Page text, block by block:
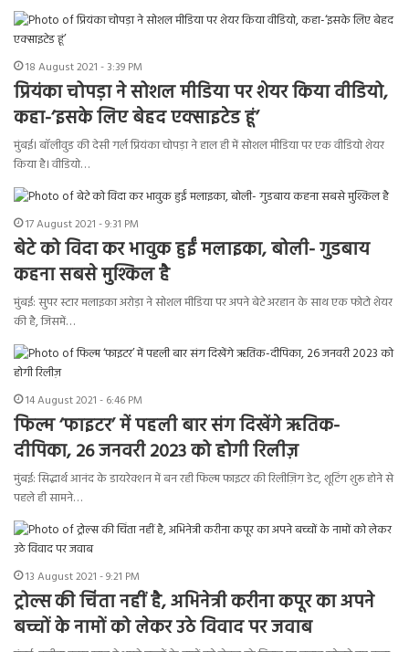
18 August 2021 - 3:39 PM
प्रियंका चोपड़ा ने सोशल मीडिया पर शेयर किया वीडियो,
कहा-‘इसके लिए बेहद एक्साइटेड हूं’
मुंबई। बॉलीवुड की देसी गर्ल प्रियंका चोपड़ा ने हाल ही में सोशल मीडिया पर एक वीडियो शेयर
किया है। वीडियो…
17 August 2021 - 9:31 PM
बेटे को विदा कर भावुक हुईं मलाइका, बोली- गुडबाय
कहना सबसे मुश्किल है
मुंबई: सुपर स्टार मलाइका अरोड़ा ने सोशल मीडिया पर अपने बेटे अरहान के साथ एक फोटो शेयर
की है, जिसमें…
14 August 2021 - 6:46 PM
फिल्म ‘फाइटर’ में पहली बार संग दिखेंगे ऋतिक-
दीपिका, 26 जनवरी 2023 को होगी रिलीज़
मुंबई: सिद्धार्थ आनंद के डायरेक्शन में बन रही फिल्म फाइटर की रिलीज़िग डेट, शूटिंग शुरू होने से
पहले ही सामने…
13 August 2021 - 9:21 PM
ट्रोल्स की चिंता नहीं है, अभिनेत्री करीना कपूर का अपने
बच्चों के नामों को लेकर उठे विवाद पर जवाब